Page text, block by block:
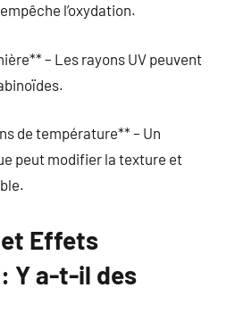
l’oxydation.
– Les rayons UV peuvent
de température** – Un
peut modifier la texture et
et Effets
Y a-t-il des